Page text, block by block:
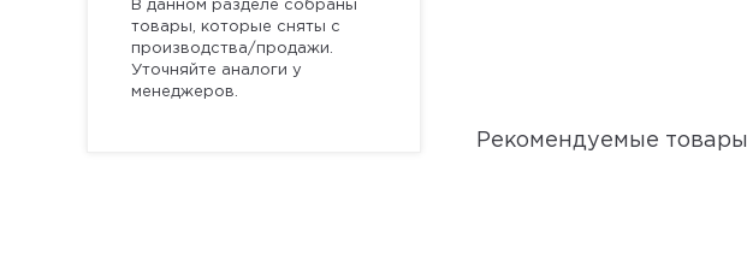
В данном разделе собраны
товары, которые сняты с
производства/продажи.
Уточняйте аналоги у
менеджеров.
Рекомендуемые товары